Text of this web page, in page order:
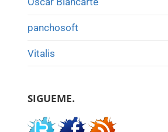
panchosoft
Vitalis
SIGUEME.